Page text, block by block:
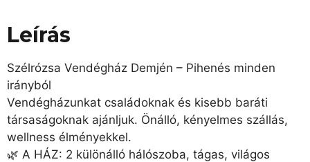
Leírás
Szélrózsa Vendégház Demjén – Pihenés minden
irányból
Vendégházunkat családoknak és kisebb baráti
társaságoknak ajánljuk. Önálló, kényelmes szállás,
wellness élményekkel.
🌿 A HÁZ: 2 különálló hálószoba, tágas, világos